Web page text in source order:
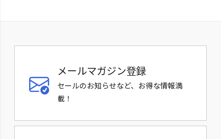
メールマガジン登録
セールのお知らせなど、お得な情報満
載！